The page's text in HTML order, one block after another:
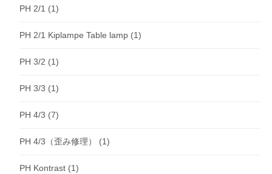
PH 2/1 (1)
PH 2/1 Kiplampe Table lamp (1)
PH 3/2 (1)
PH 3/3 (1)
PH 4/3 (7)
PH 4/3（歪み修理） (1)
PH Kontrast (1)